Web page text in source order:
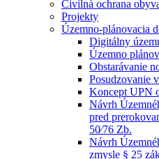
Civilná ochrana
Projekty
Územno-plánovacia
Digitálny
Územno
Obstarávanie
Posudzovanie
Koncept UPN
Návrh
pred
50⁄76 Zb.
Návrh
zmysle § 25